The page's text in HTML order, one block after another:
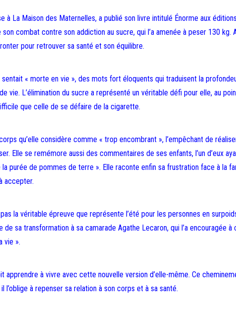
à La Maison des Maternelles, a publié son livre intitulé Énorme aux éditions
combat contre son addiction au sucre, qui l’a amenée à peser 130 kg.
pour retrouver sa santé et son équilibre.
sentait « morte en vie », des mots fort éloquents qui traduisent la
vie. L’élimination du sucre a représenté un véritable défi pour elle, au
que celle de se défaire de la cigarette.
qu’elle considère comme « trop encombrant », l’empêchant de
Elle se remémore aussi des commentaires de ses enfants, l’un d’eux
purée de pommes de terre ». Elle raconte enfin sa frustration face à la
accepter.
la véritable épreuve que représente l’été pour les personnes en
sa transformation à sa camarade Agathe Lecaron, qui l’a encouragée à
vie ».
apprendre à vivre avec cette nouvelle version d’elle-même. Ce
à repenser sa relation à son corps et à sa santé.